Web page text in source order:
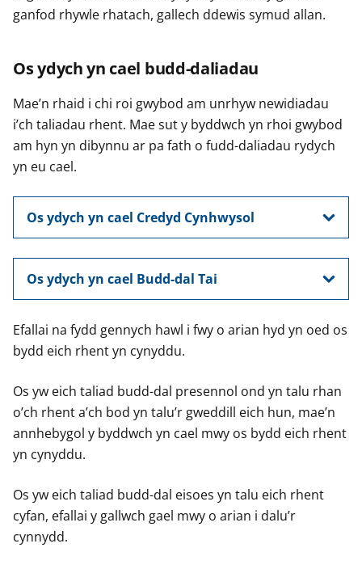
ganfod rhywle rhatach, gallech ddewis symud allan.
Os ydych yn cael budd-daliadau
Mae’n rhaid i chi roi gwybod am unrhyw newidiadau
i’ch taliadau rhent. Mae sut y byddwch yn rhoi gwybod
am hyn yn dibynnu ar pa fath o fudd-daliadau rydych
yn eu cael.
Os ydych yn cael Credyd Cynhwysol
Os ydych yn cael Budd-dal Tai
Efallai na fydd gennych hawl i fwy o arian hyd yn oed os
bydd eich rhent yn cynyddu.
Os yw eich taliad budd-dal presennol ond yn talu rhan
o’ch rhent a’ch bod yn talu’r gweddill eich hun, mae’n
annhebygol y byddwch yn cael mwy os bydd eich rhent
yn cynyddu.
Os yw eich taliad budd-dal eisoes yn talu eich rhent
cyfan, efallai y gallwch gael mwy o arian i dalu’r
cynnydd.